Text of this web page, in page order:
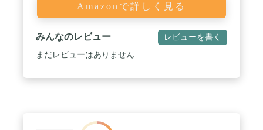
Amazonで詳しく見る
みんなのレビュー レビューを書く
まだレビューはありません